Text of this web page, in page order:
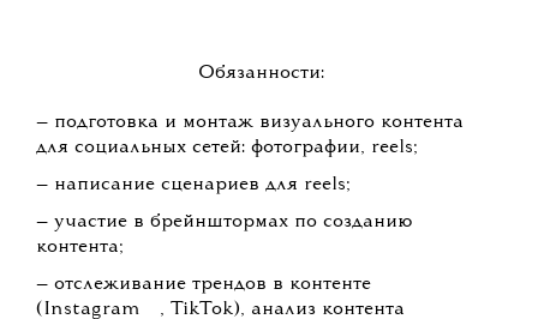
Обязанности:
— подготовка и монтаж визуального контента
для социальных сетей: фотографии, reels;
— написание сценариев для reels;
— участие в брейнштормах по созданию
контента;
— отслеживание трендов в контенте
(Instagram
, TikTok), анализ контента